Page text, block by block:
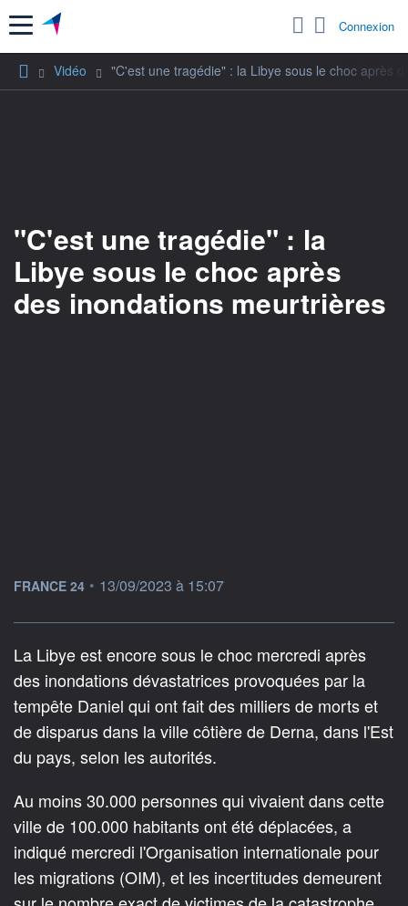
Menu Connexion
Vidéo "C'est une tragédie" : la Libye sous le choc après
"C'est une tragédie" : la
Libye sous le choc après
des inondations meurtrières
information fournie par
FRANCE 24 • 13/09/2023 à 15:07
La Libye est encore sous le choc mercredi après
des inondations dévastatrices provoquées par la
tempête Daniel qui ont fait des milliers de morts et
de disparus dans la ville côtière de Derna, dans l'Est
du pays, selon les autorités.
Au moins 30.000 personnes qui vivaient dans cette
ville de 100.000 habitants ont été déplacées, a
indiqué mercredi l'Organisation internationale pour
les migrations (OIM), et les incertitudes demeurent